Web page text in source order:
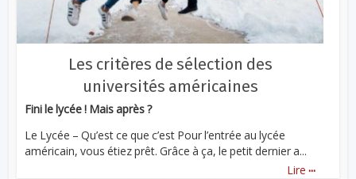
Les critères de sélection des
universités américaines
Fini le lycée ! Mais après ?
Le Lycée – Qu’est ce que c’est Pour l’entrée au lycée
américain, vous étiez prêt. Grâce à ça, le petit dernier a...
Lire ...